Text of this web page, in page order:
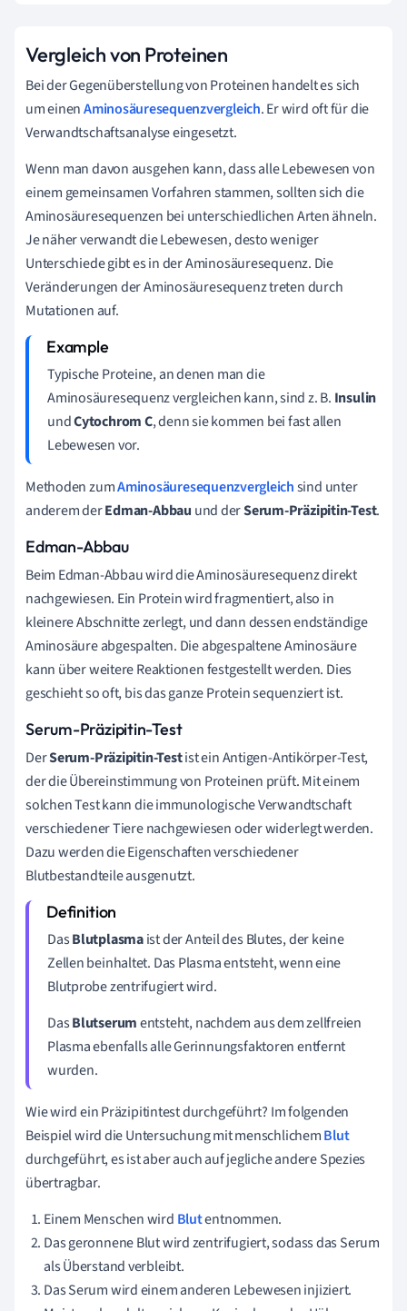
Vergleich von Proteinen
Bei der Gegenüberstellung von Proteinen handelt es sich
um einenAminosäuresequenzvergleich. Er wird oft für die
Verwandtschaftsanalyse eingesetzt.
Wenn man davon ausgehen kann, dass alle Lebewesen von
einem gemeinsamen Vorfahren stammen, sollten sich die
Aminosäuresequenzen bei unterschiedlichen Arten ähneln.
Je näher verwandt die Lebewesen, desto weniger
Unterschiede gibt es in der Aminosäuresequenz. Die
Veränderungen der Aminosäuresequenz treten durch
Mutationen auf.
Typische Proteine, an denen man die
Aminosäuresequenz vergleichen kann, sind z. B. Insulin
undCytochrom C, denn sie kommen bei fast allen
Lebewesen vor.
Methoden zumAminosäuresequenzvergleichsind unter
anderem derEdman-Abbau und derSerum-Präzipitin-Test.
Edman-Abbau
Beim Edman-Abbau wird die Aminosäuresequenz direkt
nachgewiesen. Ein Protein wird fragmentiert, also in
kleinere Abschnitte zerlegt, und dann dessen endständige
Aminosäure abgespalten. Die abgespaltene Aminosäure
kann über weitere Reaktionen festgestellt werden. Dies
geschieht so oft, bis das ganze Protein sequenziert ist.
Serum-Präzipitin-Test
DerSerum-Präzipitin-Testist ein Antigen-Antikörper-Test,
der die Übereinstimmung von Proteinen prüft. Mit einem
solchen Test kann dieimmunologische Verwandtschaft
verschiedener Tiere nachgewiesen oder widerlegt werden.
Dazu werden die Eigenschaften verschiedener
Blutbestandteile ausgenutzt.
DasBlutplasmaist der Anteil des Blutes, der keine
Zellen beinhaltet. Das Plasma entsteht, wenn eine
Blutprobe zentrifugiert wird.
DasBlutserumentsteht, nachdem aus dem zellfreien
Plasma ebenfalls alle Gerinnungsfaktoren entfernt
wurden.
Wie wird ein Präzipitintest durchgeführt? Im folgenden
Beispiel wird die Untersuchung mit menschlichemBlut
durchgeführt, es ist aber auch auf jegliche andere Spezies
übertragbar.
Einem Menschen wird Blutentnommen.
Das geronnene Blut wird zentrifugiert, sodass das Serum
als Überstand verbleibt.
Das Serum wird einem anderen Lebewesen injiziert.